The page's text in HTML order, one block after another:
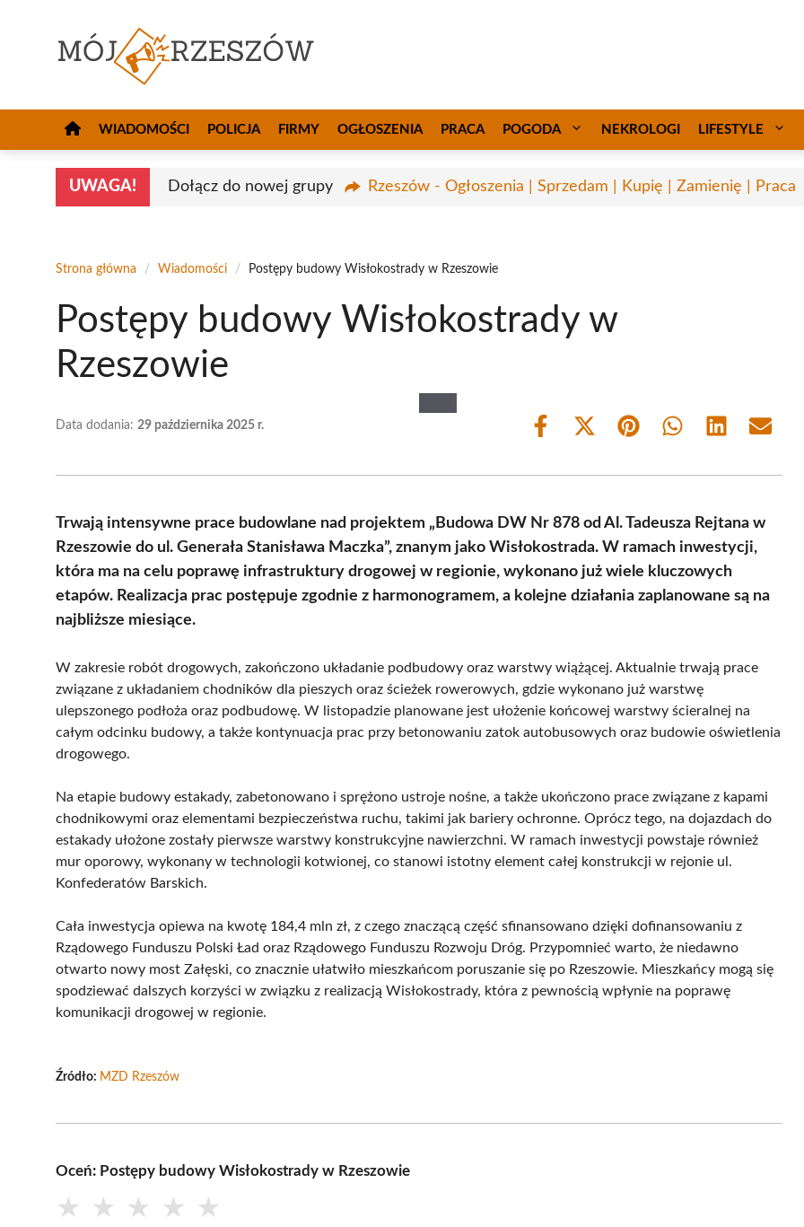
WIADOMOŚCI POLICJA FIRMY OGŁOSZENIA PRACA POGODA NEKROLOGI LIFESTYLE
UWAGA! Dołącz do nowej grupy Rzeszów - Ogłoszenia | Sprzedam | Kupię | Zamienię | Praca
Strona główna / Wiadomości / Postępy budowy Wisłokostrady w Rzeszowie
Postępy budowy Wisłokostrady w
Rzeszowie
Data dodania: 29 października 2025 r.
Share
Share
(Twitter)
Share Share Share Share
Trwają intensywne prace budowlane nad projektem „Budowa DW Nr 878 od Al. Tadeusza Rejtana w
Rzeszowie do ul. Generała Stanisława Maczka”, znanym jako Wisłokostrada. W ramach inwestycji,
która ma na celu poprawę infrastruktury drogowej w regionie, wykonano już wiele kluczowych
etapów. Realizacja prac postępuje zgodnie z harmonogramem, a kolejne działania zaplanowane są na
najbliższe miesiące.
W zakresie robót drogowych, zakończono układanie podbudowy oraz warstwy wiążącej. Aktualnie trwają prace
związane z układaniem chodników dla pieszych oraz ścieżek rowerowych, gdzie wykonano już warstwę
ulepszonego podłoża oraz podbudowę. W listopadzie planowane jest ułożenie końcowej warstwy ścieralnej na
całym odcinku budowy, a także kontynuacja prac przy betonowaniu zatok autobusowych oraz budowie oświetlenia
drogowego.
Na etapie budowy estakady, zabetonowano i sprężono ustroje nośne, a także ukończono prace związane z kapami
chodnikowymi oraz elementami bezpieczeństwa ruchu, takimi jak bariery ochronne. Oprócz tego, na dojazdach do
estakady ułożone zostały pierwsze warstwy konstrukcyjne nawierzchni. W ramach inwestycji powstaje również
mur oporowy, wykonany w technologii kotwionej, co stanowi istotny element całej konstrukcji w rejonie ul.
Konfederatów Barskich.
Cała inwestycja opiewa na kwotę 184,4 mln zł, z czego znaczącą część sfinansowano dzięki dofinansowaniu z
Rządowego Funduszu Polski Ład oraz Rządowego Funduszu Rozwoju Dróg. Przypomnieć warto, że niedawno
otwarto nowy most Załęski, co znacznie ułatwiło mieszkańcom poruszanie się po Rzeszowie. Mieszkańcy mogą się
spodziewać dalszych korzyści w związku z realizacją Wisłokostrady, która z pewnością wpłynie na poprawę
komunikacji drogowej w regionie.
Źródło: MZD Rzeszów
Oceń: Postępy budowy Wisłokostrady w Rzeszowie
★ ★ ★ ★ ★